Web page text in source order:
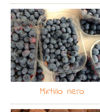
Mirtillo nero